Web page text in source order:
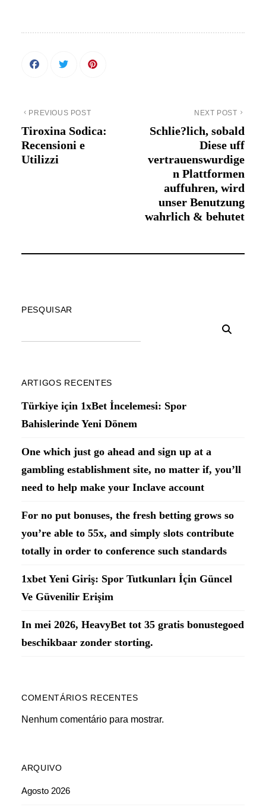
PREVIOUS POST
Tiroxina Sodica:
Recensioni e
Utilizzi
NEXT POST
Schlie?lich, sobald
Diese uff
vertrauenswurdige
n Plattformen
auffuhren, wird
unser Benutzung
wahrlich & behutet
PESQUISAR
ARTIGOS RECENTES
Türkiye için 1xBet İncelemesi: Spor
Bahislerinde Yeni Dönem
One which just go ahead and sign up at a
gambling establishment site, no matter if, you’ll
need to help make your Inclave account
For no put bonuses, the fresh betting grows so
you’re able to 55x, and simply slots contribute
totally in order to conference such standards
1xbet Yeni Giriş: Spor Tutkunları İçin Güncel
Ve Güvenilir Erişim
In mei 2026, HeavyBet tot 35 gratis bonustegoed
beschikbaar zonder storting.
COMENTÁRIOS RECENTES
Nenhum comentário para mostrar.
ARQUIVO
Agosto 2026